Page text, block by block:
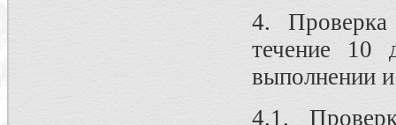
4.
течение 10
выполнении
4.1.